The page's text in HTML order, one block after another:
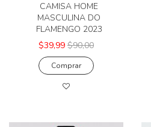
CAMISA HOME
MASCULINA DO
FLAMENGO 2023
$39,99 $90,00
Comprar